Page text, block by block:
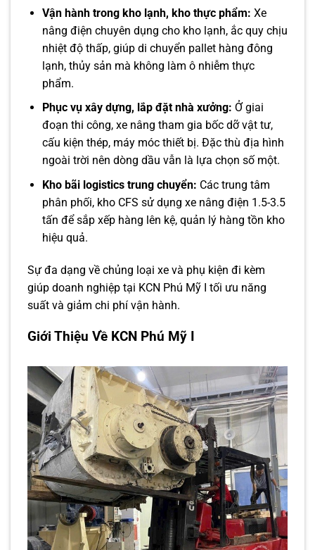
Vận hành trong kho lạnh, kho thực phẩm: Xe
nâng điện chuyên dụng cho kho lạnh, ắc quy chịu
nhiệt độ thấp, giúp di chuyển pallet hàng đông
lạnh, thủy sản mà không làm ô nhiễm thực
phẩm.
Phục vụ xây dựng, lắp đặt nhà xưởng: Ở giai
đoạn thi công, xe nâng tham gia bốc dỡ vật tư,
cấu kiện thép, máy móc thiết bị. Đặc thù địa hình
ngoài trời nên dòng dầu vẫn là lựa chọn số một.
Kho bãi logistics trung chuyển: Các trung tâm
phân phối, kho CFS sử dụng xe nâng điện 1.5-3.5
tấn để sắp xếp hàng lên kệ, quản lý hàng tồn kho
hiệu quả.
Sự đa dạng về chủng loại xe và phụ kiện đi kèm
giúp doanh nghiệp tại KCN Phú Mỹ I tối ưu năng
suất và giảm chi phí vận hành.
Giới Thiệu Về KCN Phú Mỹ I